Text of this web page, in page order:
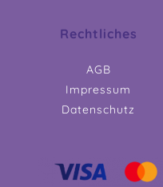
Rechtliches
AGB
Impressum
Datenschutz